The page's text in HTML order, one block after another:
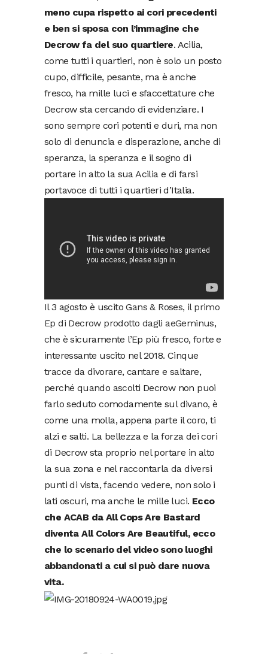
meno cupa rispetto ai cori precedenti
e ben si sposa con l’immagine che
Decrow fa del suo quartiere. Acilia,
come tutti i quartieri, non è solo un posto
cupo, difficile, pesante, ma è anche
fresco, ha mille luci e sfaccettature che
Decrow sta cercando di evidenziare. I
sono sempre cori potenti e duri, ma non
solo di denuncia e disperazione, anche di
speranza, la speranza e il sogno di
portare in alto la sua Acilia e di farsi
portavoce di tutti i quartieri d’Italia.
Il 3 agosto è uscitoGans & Roses, il primo
Ep di Decrow prodotto dagli aeGeminus,
che è sicuramente l’Ep più fresco, forte e
interessante uscito nel 2018. Cinque
tracce da divorare, cantare e saltare,
perché quando ascolti Decrow non puoi
farlo seduto comodamente sul divano, è
come una molla, appena parte il coro, ti
alzi e salti. La bellezza e la forza dei cori
di Decrow sta proprio nel portare in alto
la sua zona e nel raccontarla da diversi
punti di vista, facendo vedere, non solo i
lati oscuri, ma anche le mille luci. Ecco
che ACAB da All Cops Are Bastard
diventa All Colors Are Beautiful, ecco
che lo scenario del video sono luoghi
abbandonati a cui si può dare nuova
vita.